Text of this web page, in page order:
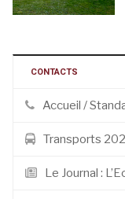
CONTACTS
Accueil /
Transports
Le Journal :